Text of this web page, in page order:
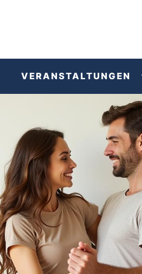
VERANSTALTUNGEN